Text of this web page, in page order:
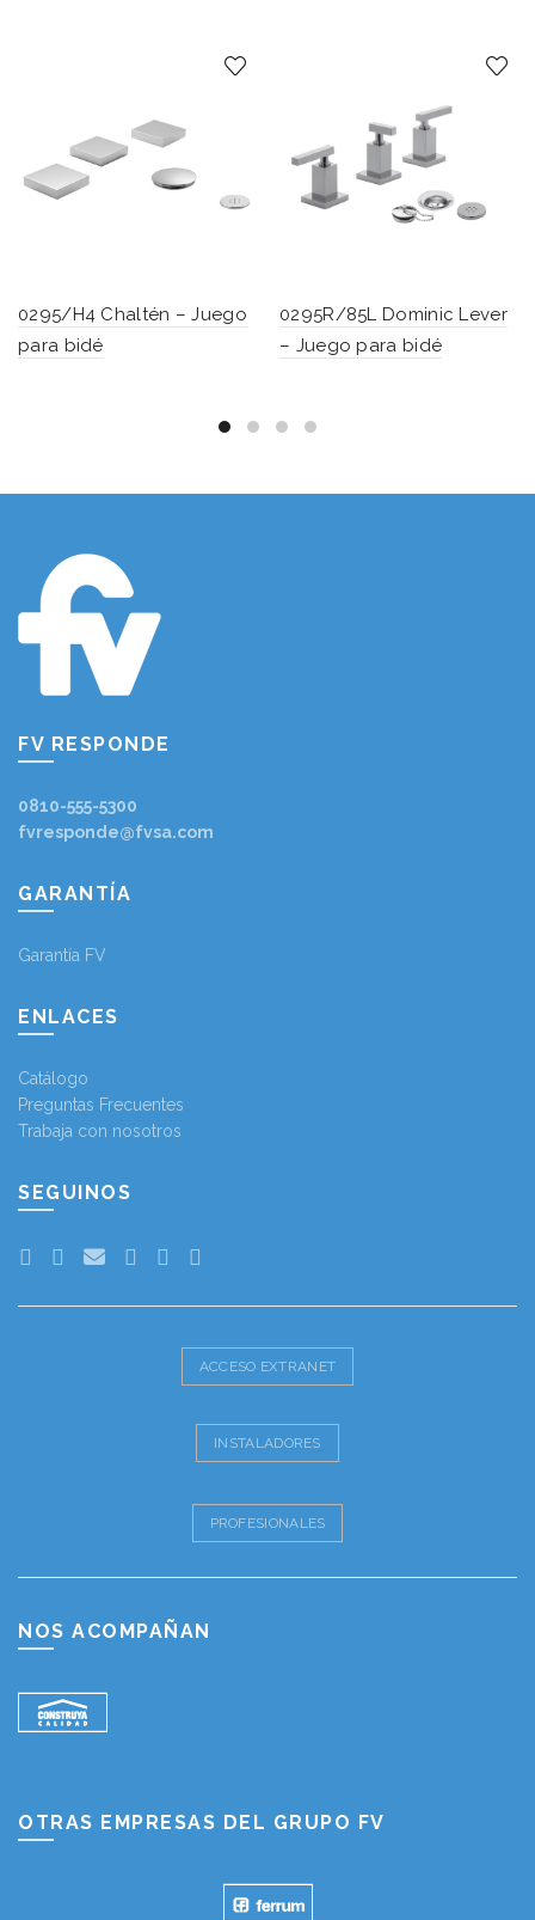
0295/H4 Chaltén – Juego
para bidé
0295R/85L Dominic Lever
– Juego para bidé
FV RESPONDE
0810-555-5300
fvresponde@fvsa.com
GARANTÍA
Garantía FV
ENLACES
Catálogo
Preguntas Frecuentes
Trabaja con nosotros
SEGUINOS
ACCESO EXTRANET
INSTALADORES
PROFESIONALES
NOS ACOMPAÑAN
OTRAS EMPRESAS DEL GRUPO FV